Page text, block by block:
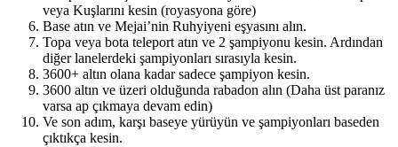
veya Kuşlarını kesin (royasyona göre)
Base atın ve Mejai’nin Ruhyiyeni eşyasını alın.
Topa veya bota teleport atın ve 2 şampiyonu kesin. Ardından
diğer lanelerdeki şampiyonları sırasıyla kesin.
3600+ altın olana kadar sadece şampiyon kesin.
3600 altın ve üzeri olduğunda rabadon alın (Daha üst paranız
varsa ap çıkmaya devam edin)
Ve son adım, karşı baseye yürüyün ve şampiyonları baseden
çıktıkça kesin.